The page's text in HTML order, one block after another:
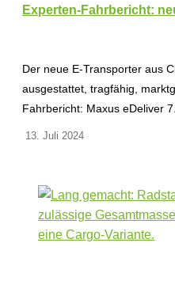
Experten-Fahrbericht:
Der neue E-Transporter aus
ausgestattet, tragfähig,
Fahrbericht: Maxus eDeliver 7.
13. Juli 2024